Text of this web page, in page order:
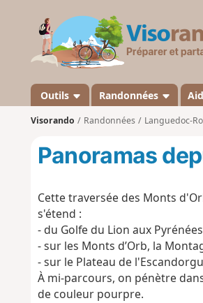
Outils Randonnées
Visorando Randonnées Languedoc-
Panoramas
Cette traversée des Monts
s'étend :
- du Golfe du Lion aux
- sur les Monts d’Orb, la
- sur le Plateau de
À mi-parcours, on pénètre
de couleur pourpre.